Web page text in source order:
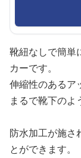
靴紐なしで簡単
カーです。
伸縮性のあるア
まるで靴下のよ
防水加工が施さ
とができます。